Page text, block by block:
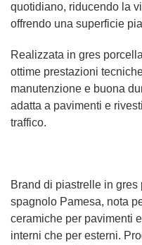
quotidiano, riducendo la
offrendo una superficie
Realizzata in gres
ottime prestazioni
manutenzione e buona
adatta a pavimenti e
traffico.
Brand di piastrelle in
spagnolo Pamesa, nota
ceramiche per pavimenti
interni che per esterni.